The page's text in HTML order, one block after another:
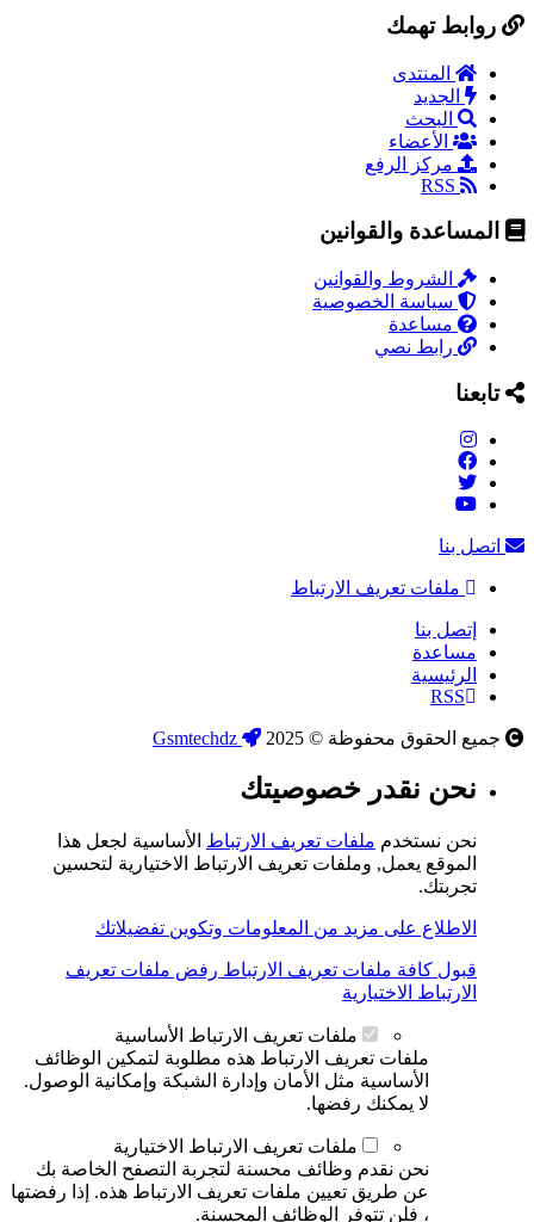
روابط تهمك
المنتدى
الجديد
البحث
الأعضاء
مركز الرفع
المساعدة والقوانين
الشروط والقوانين
سياسة الخصوصية
مساعدة
رابط نصي
تابعنا
اتصل بنا
ملفات تعريف الارتباط
إتصل بنا
مساعدة
الرئيسية
RSS
جميع الحقوق محفوظة © 2025
نحن نقدر خصوصيتك
نحن نستخدم ملفات تعريف الارتباط الأساسية لجعل هذا
الموقع يعمل, وملفات تعريف الارتباط الاختيارية لتحسين
تجربتك.
الاطلاع على مزيد من المعلومات وتكوين تفضيلاتك
قبول كافة ملفات تعريف الارتباط رفض ملفات تعريف
الارتباط الاختيارية
ملفات تعريف الارتباط الأساسية
ملفات تعريف الارتباط هذه مطلوبة لتمكين الوظائف
الأساسية مثل الأمان وإدارة الشبكة وإمكانية الوصول.
لا يمكنك رفضها.
ملفات تعريف الارتباط الاختيارية
نحن نقدم وظائف محسنة لتجربة التصفح الخاصة بك
عن طريق تعيين ملفات تعريف الارتباط هذه. إذا رفضتها
، فلن تتوفر الوظائف المحسنة.